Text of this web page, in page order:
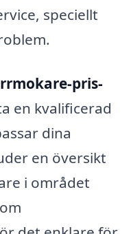
speciellt
pris-
en kvalificerad
dina
en översikt
i området